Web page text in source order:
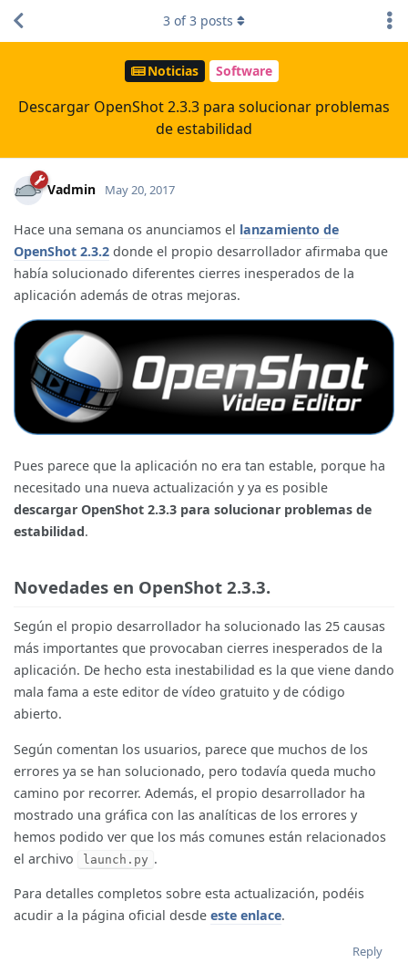
Noticias Software
Descargar OpenShot 2.3.3 para solucionar problemas
de estabilidad
3 of3 posts
Vadmin May 20, 2017
Hace una semana os anunciamos el lanzamiento de
OpenShot 2.3.2 donde el propio desarrollador afirmaba que
había solucionado diferentes cierres inesperados de la
aplicación además de otras mejoras.
Pues parece que la aplicación no era tan estable, porque ha
necesitado una nueva actualización y ya es posible
descargar OpenShot 2.3.3 para solucionar problemas de
estabilidad.
Novedades en OpenShot 2.3.3.
Según el propio desarrollador ha solucionado las 25 causas
más importantes que provocaban cierres inesperados de la
aplicación. De hecho esta inestabilidad es la que viene dando
mala fama a este editor de vídeo gratuito y de código
abierto.
Según comentan los usuarios, parece que muchos de los
errores ya se han solucionado, pero todavía queda mucho
camino por recorrer. Además, el propio desarrollador ha
mostrado una gráfica con las analíticas de los errores y
hemos podido ver que los más comunes están relacionados
el archivo
launch.py .
Para detalles completos sobre esta actualización, podéis
acudir a la página oficial desde este enlace.
Reply